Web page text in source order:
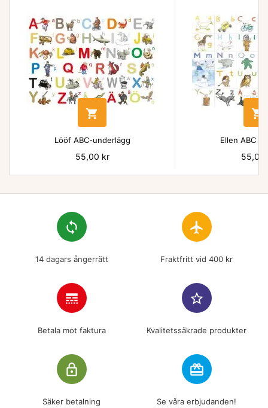

Lööf ABC-underlägg
Pris
55,00 kr

Ellen ABC
Pris
55,00
loop
14 dagars ångerrätt
flight
Fraktfritt vid 400 kr
line_style
Betala mot faktura
star_border
Kvalitetssäkrade produkter
lock_outline
Säker betalning
redeem
Se våra erbjudanden!